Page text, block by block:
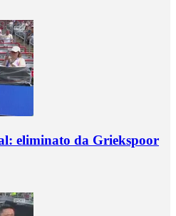
eliminato da Griekspoor